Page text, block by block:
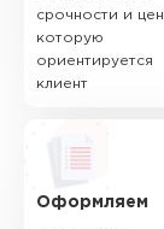
срочности и
которую
ориентируется
клиент
Оформляем